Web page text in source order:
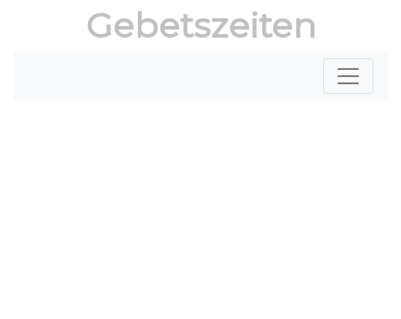
Gebetszeiten